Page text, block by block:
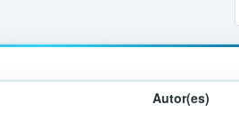
Autor(es)